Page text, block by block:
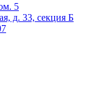
5
д. 33, секция Б